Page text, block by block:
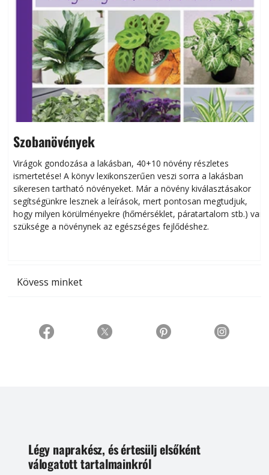
Szobanövények
Virágok gondozása a lakásban, 40+10 növény részletes
ismertetése! A könyv lexikonszerűen veszi sorra a lakásban
sikeresen tart­ha­tó növényeket. Már a növény kiválasztásakor
segítségünkre lesznek a leírások, mert pontosan megtudjuk,
hogy milyen körülményekre (hőmérséklet, páratartalom stb.) van
szüksége a növénynek az egészséges fejlődéshez.
Kövess minket
Légy naprakész, és értesülj elsőként
válogatott tartalmainkról